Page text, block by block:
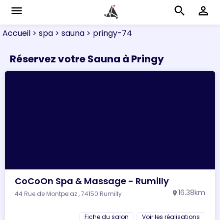
menu search perm_identity
Accueil > spa > sauna > pringy-74
Réservez votre Sauna à Pringy
CoCoOn Spa & Massage - Rumilly
44 Rue de Montpelaz , 74150 Rumilly location_on 16.38km
Fiche du salon Voir les réalisations